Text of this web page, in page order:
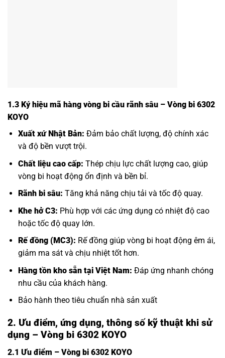
1.3 Ký hiệu mã hàng vòng bi cầu rãnh sâu – Vòng bi 6302
KOYO
Xuất xứ Nhật Bản: Đảm bảo chất lượng, độ chính xác
và độ bền vượt trội.
Chất liệu cao cấp: Thép chịu lực chất lượng cao, giúp
vòng bi hoạt động ổn định và bền bỉ.
Rãnh bi sâu: Tăng khả năng chịu tải và tốc độ quay.
Khe hở C3: Phù hợp với các ứng dụng có nhiệt độ cao
hoặc tốc độ quay lớn.
Rế đồng (MC3): Rế đồng giúp vòng bi hoạt động êm ái,
giảm ma sát và chịu nhiệt tốt hơn.
Hàng tồn kho sẵn tại Việt Nam: Đáp ứng nhanh chóng
nhu cầu của khách hàng.
Bảo hành theo tiêu chuẩn nhà sản xuất
2. Ưu điểm, ứng dụng, thông số kỹ thuật khi sử
dụng – Vòng bi 6302 KOYO
2.1 Ưu điểm – Vòng bi 6302 KOYO